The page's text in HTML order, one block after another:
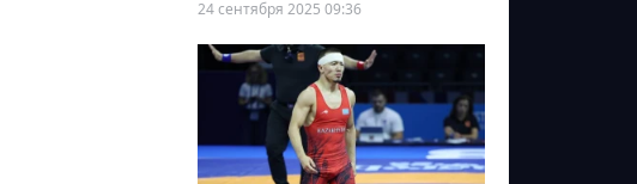
24 сентября 2025 09:36